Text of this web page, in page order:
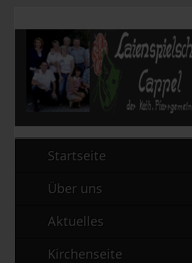
Startseite
Über uns
Aktuelles
Kirchenseite